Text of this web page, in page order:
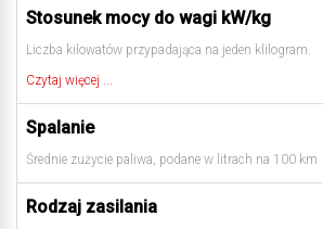
Stosunek mocy do wagi kW/kg
Liczba kilowatów przypadająca na jeden klilogram.
Czytaj więcej ...
Spalanie
Średnie zużycie paliwa, podane w litrach na 100 km
Rodzaj zasilania